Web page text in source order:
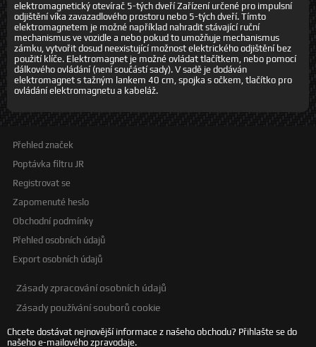
elektromagnetický otevírač 5-tých dveří Zařízení určené pro impulsní
odjištění víka zavazadlového prostoru nebo 5-tých dveří. Tímto
elektromagnetem je možné například nahradit stávající ruční
mechanismus ve vozidle a nebo pokud to umožňuje mechanismus
zámku, vytvořit dosud neexistující možnost elektrického odjištění bez
použití klíče. Elektromagnet je možné ovládat tlačítkem, nebo pomocí
dálkového ovládání (není součástí sady). V sadě je dodáván
elektromagnet s tažným lankem 40 cm, spojka s očkem, tlačítko pro
ovládání elektromagnetu a kabeláž.
Přehled značek
Poptávka filtru JR
Registrovat se
Zapomenuté heslo
Obchodní podmínky
Přehled osobních údajů
Export osobních údajů
Zásady zpracování osobních údajů
Zásady používání souborů cookie
Chcete dostávat nejnovější informace z našeho obchodu? Přihlašte se do
našeho e-mailového zpravodaje.